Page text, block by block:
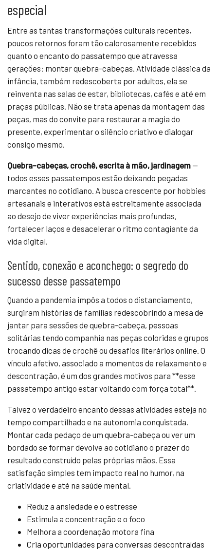
especial
Entre as tantas transformações culturais recentes,
poucos retornos foram tão calorosamente recebidos
quanto o encanto do passatempo que atravessa
gerações: montar quebra-cabeças. Atividade clássica da
infância, também redescoberta por adultos, ela se
reinventa nas salas de estar, bibliotecas, cafés e até em
praças públicas. Não se trata apenas da montagem das
peças, mas do convite para restaurar a magia do
presente, experimentar o silêncio criativo e dialogar
consigo mesmo.
Quebra-cabeças, crochê, escrita à mão, jardinagem —
todos esses passatempos estão deixando pegadas
marcantes no cotidiano. A busca crescente por hobbies
artesanais e interativos está estreitamente associada
ao desejo de viver experiências mais profundas,
fortalecer laços e desacelerar o ritmo contagiante da
vida digital.
Sentido, conexão e aconchego: o segredo do
sucesso desse passatempo
Quando a pandemia impôs a todos o distanciamento,
surgiram histórias de famílias redescobrindo a mesa de
jantar para sessões de quebra-cabeça, pessoas
solitárias tendo companhia nas peças coloridas e grupos
trocando dicas de crochê ou desafios literários online. O
vínculo afetivo, associado a momentos de relaxamento e
descontração, é um dos grandes motivos para **esse
passatempo antigo estar voltando com força total**.
Talvez o verdadeiro encanto dessas atividades esteja no
tempo compartilhado e na autonomia conquistada.
Montar cada pedaço de um quebra-cabeça ou ver um
bordado se formar devolve ao cotidiano o prazer do
resultado construído pelas próprias mãos. Essa
satisfação simples tem impacto real no humor, na
criatividade e até na saúde mental.
Reduz a ansiedade e o estresse
Estimula a concentração e o foco
Melhora a coordenação motora fina
Cria oportunidades para conversas descontraídas